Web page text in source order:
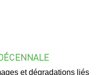
et dégradations liés